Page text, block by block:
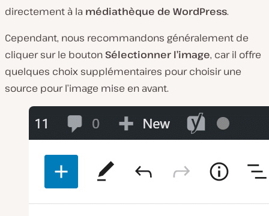
directement à la médiathèque de WordPress.
Cependant, nous recommandons généralement de
cliquer sur le bouton Sélectionner l’image, car il offre
quelques choix supplémentaires pour choisir une
source pour l’image mise en avant.